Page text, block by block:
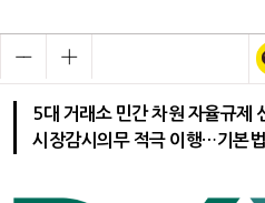
5대 거래소 민간 차원 자율규제
시장감시의무 적극 이행…기본법